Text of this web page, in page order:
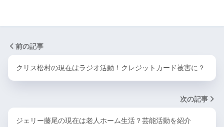
前の記事
クリス松村の現在はラジオ活動！クレジットカード被害に？
次の記事
ジェリー藤尾の現在は老人ホーム生活？芸能活動を紹介